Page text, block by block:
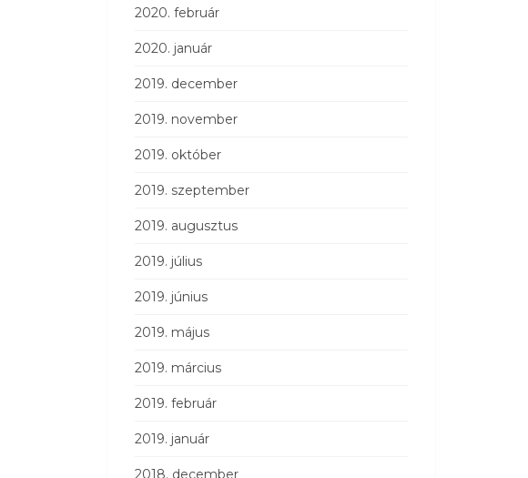
2020. február
2020. január
2019. december
2019. november
2019. október
2019. szeptember
2019. augusztus
2019. július
2019. június
2019. május
2019. március
2019. február
2019. január